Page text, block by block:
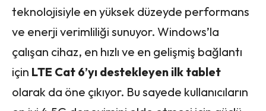
teknolojisiyle en yüksek düzeyde performans
ve enerji verimliliği sunuyor. Windows’la
çalışan cihaz, en hızlı ve en gelişmiş bağlantı
için LTE Cat 6’yı destekleyen ilk tablet
olarak da öne çıkıyor. Bu sayede kullanıcıların